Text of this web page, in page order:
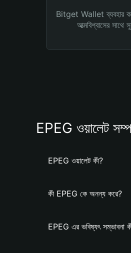
Bitget Wallet ব্যবহার
আত্মবিশ্বাসের সাথে
EPEG ওয়ালেট
EPEG ওয়ালেট কী?
কী EPEG কে অনন্য করে?
EPEG এর ভবিষ্যৎ সম্ভাবনা